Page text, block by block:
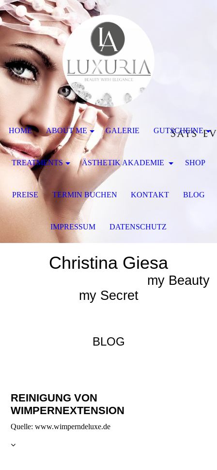
Christina Giesa
my Beauty
my Secret
BLOG
REINIGUNG VON
WIMPERNEXTENSION
Quelle: www.wimperndeluxe.de
HOME ABOUT ME GALERIE GUTSCHEINE
TREATMENTS ÄSTHETIK AKADEMIE SHOP
PREISE TERMIN BUCHEN KONTAKT BLOG
IMPRESSUM DATENSCHUTZ